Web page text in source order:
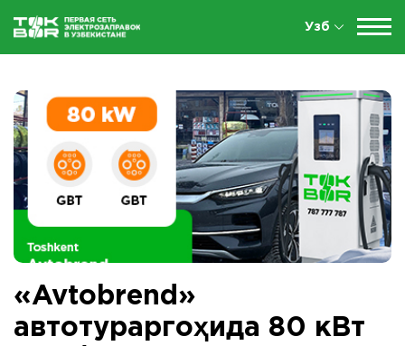
Узб
«Avtobrend»
автотураргоҳида 80 кВт